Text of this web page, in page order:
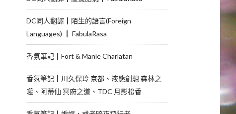
DC同人翻譯┃陌生的語言(Foreign
Languages) ┃ FabulaRasa
香氛筆記┃Fort & Manle Charlatan
香氛筆記┃川久保玲 京都、液態創想 森林之
噬、阿蒂仙 冥府之道、TDC 月影松香